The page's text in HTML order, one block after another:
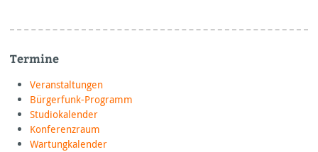
Termine
Veranstaltungen
Bürgerfunk-Programm
Studiokalender
Konferenzraum
Wartungkalender